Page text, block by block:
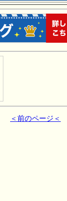
＜前のページ＜